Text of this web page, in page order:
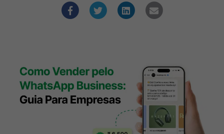
Tipos de WhatsApp Business
suas vendas
Mensagens de WhatsApp que impulsionam
as vendas
Transforme o WhatsApp em seu motor de